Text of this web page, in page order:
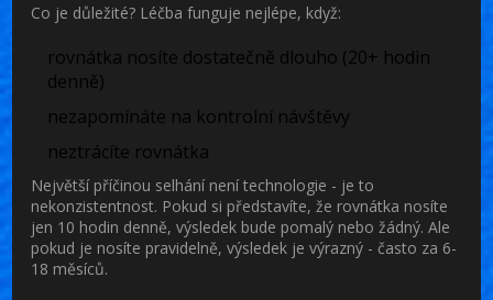
Co je důležité? Léčba funguje nejlépe, když:
rovnátka nosíte dostatečně dlouho (20+ hodin
denně)
nezapomínáte na kontrolní návštěvy
neztrácíte rovnátka
Největší příčinou selhání není technologie - je to
nekonzistentnost. Pokud si představíte, že rovnátka nosíte
jen 10 hodin denně, výsledek bude pomalý nebo žádný. Ale
pokud je nosíte pravidelně, výsledek je výrazný - často za 6-
18 měsíců.